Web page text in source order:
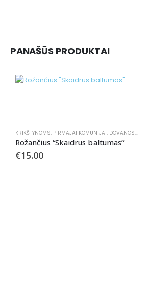
PANAŠŪS PRODUKTAI
KRIKŠTYNOMS, PIRMAJAI KOMUNIJAI, DOVANOS - RINKINIAI
Rožančius “Skaidrus baltumas”
€15.00